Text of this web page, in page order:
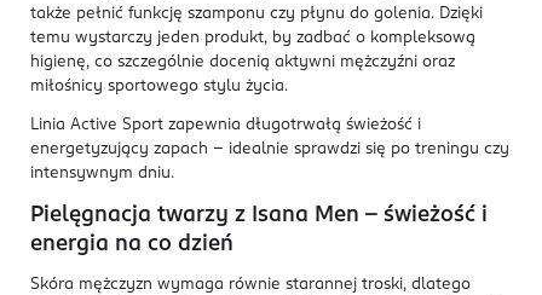
także pełnić funkcję szamponu czy płynu do golenia. Dzięki
temu wystarczy jeden produkt, by zadbać o kompleksową
higienę, co szczególnie docenią aktywni mężczyźni oraz
miłośnicy sportowego stylu życia.
Linia Active Sport zapewnia długotrwałą świeżość i
energetyzujący zapach – idealnie sprawdzi się po treningu czy
intensywnym dniu.
Pielęgnacja twarzy z Isana Men – świeżość i
energia na co dzień
Skóra mężczyzn wymaga równie starannej troski, dlatego